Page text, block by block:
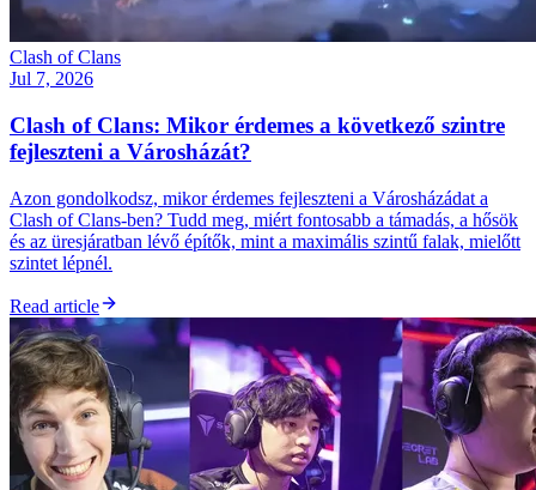
Clash of Clans
Jul 7, 2026
Clash of Clans: Mikor érdemes a következő szintre
fejleszteni a Városházát?
Azon gondolkodsz, mikor érdemes fejleszteni a Városházádat a
Clash of Clans-ben? Tudd meg, miért fontosabb a támadás, a hősök
és az üresjáratban lévő építők, mint a maximális szintű falak, mielőtt
szintet lépnél.
Read article